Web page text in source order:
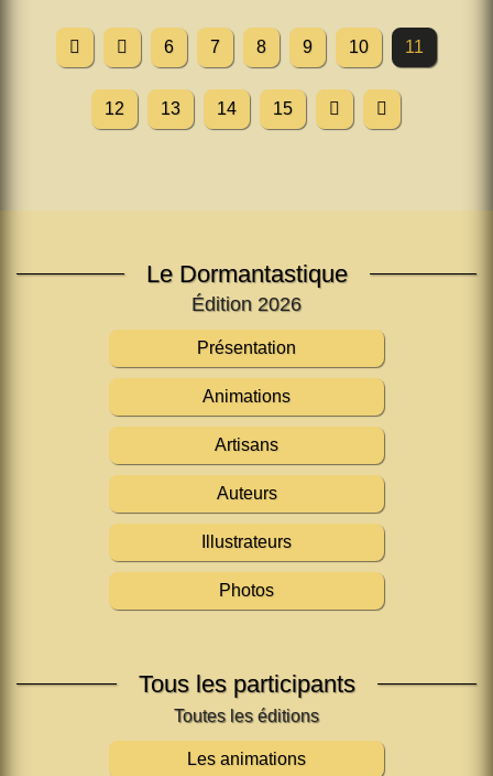
Le Dormantastique
Édition 2026
Présentation
Animations
Artisans
Auteurs
Illustrateurs
Photos
Tous les participants
Les animations
6 7 8 9 10 11
12 13 14 15